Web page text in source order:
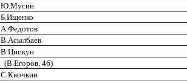
Ю.Мусин
Б.Ищенко
А.Федотов
В.Асылбаев
В.Ципкун
(В.Егоров, 46)
С.Квочкин